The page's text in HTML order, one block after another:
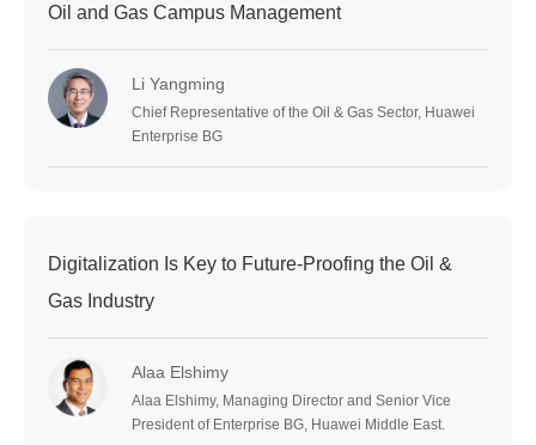
Oil and Gas Campus Management
Li Yangming
Chief Representative of the Oil & Gas Sector, Huawei
Enterprise BG
Digitalization Is Key to Future-Proofing the Oil &
Gas Industry
Alaa Elshimy
Alaa Elshimy, Managing Director and Senior Vice
President of Enterprise BG, Huawei Middle East.